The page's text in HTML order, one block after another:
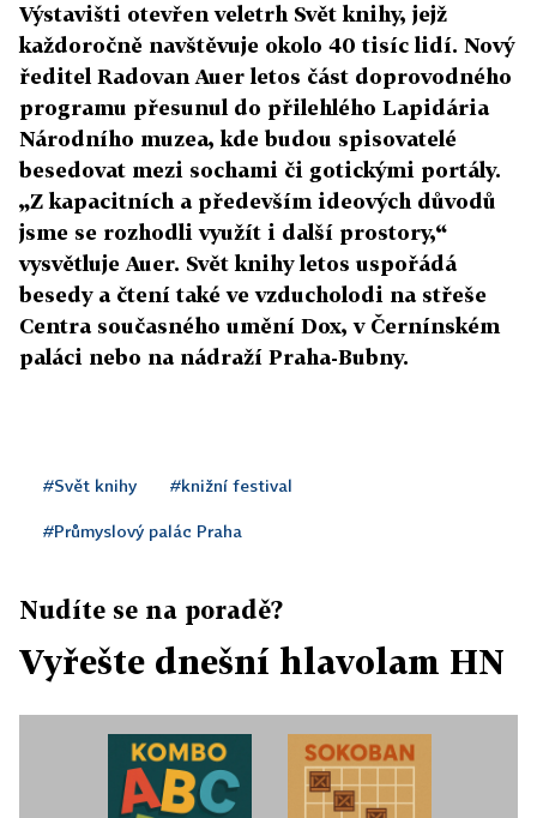
Výstavišti otevřen veletrh Svět knihy, jejž
každoročně navštěvuje okolo 40 tisíc lidí. Nový
ředitel Radovan Auer letos část doprovodného
programu přesunul do přilehlého Lapidária
Národního muzea, kde budou spisovatelé
besedovat mezi sochami či gotickými portály.
„Z kapacitních a především ideových důvodů
jsme se rozhodli využít i další prostory,“
vysvětluje Auer. Svět knihy letos uspořádá
besedy a čtení také ve vzducholodi na střeše
Centra současného umění Dox, v Černínském
paláci nebo na nádraží Praha-Bubny.
#Svět knihy #knižní festival
#Průmyslový palác Praha
Nudíte se na poradě?
Vyřešte dnešní hlavolam HN